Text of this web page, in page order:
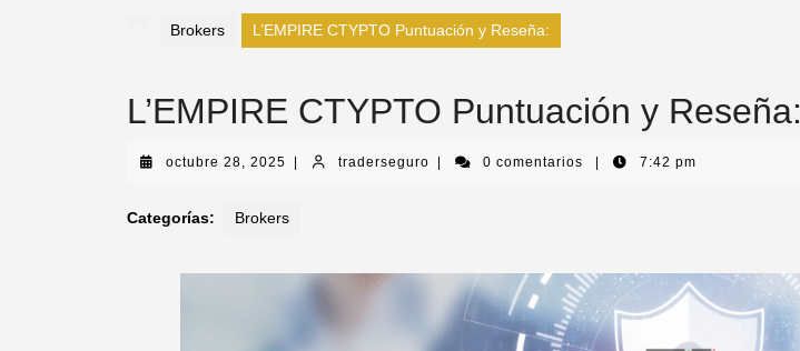
Brokers L’EMPIRE CTYPTO Puntuación y Reseña:
L’EMPIRE CTYPTO Puntuación y Reseña:
octubre 28, 2025 traderseguro 0 comentarios 7:42 pm
Categorías: Brokers